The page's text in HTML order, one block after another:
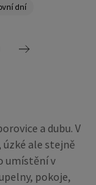
dní
a dubu. V
úzké ale stejně
umístění v
pokoje,